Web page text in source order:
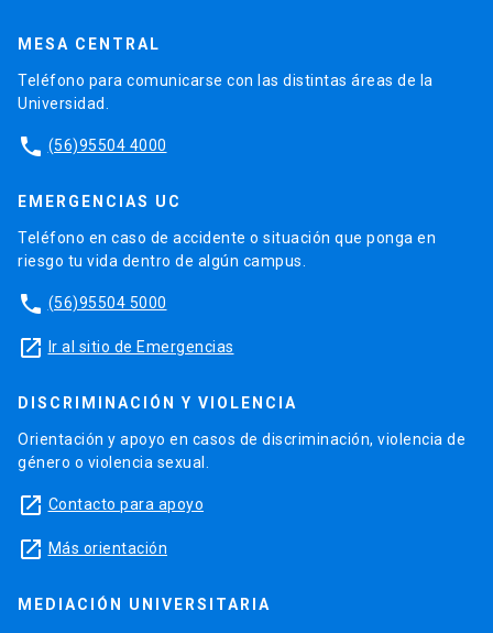
MESA CENTRAL
Teléfono para comunicarse con las distintas áreas de la
Universidad.
phone (56)95504 4000
EMERGENCIAS UC
Teléfono en caso de accidente o situación que ponga en
riesgo tu vida dentro de algún campus.
phone (56)95504 5000
launch Ir al sitio de Emergencias
DISCRIMINACIÓN Y VIOLENCIA
Orientación y apoyo en casos de discriminación, violencia de
género o violencia sexual.
launch Contacto para apoyo
launch Más orientación
MEDIACIÓN UNIVERSITARIA